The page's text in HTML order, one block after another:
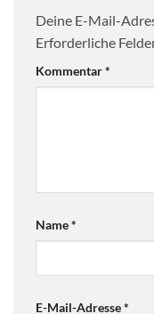
Deine E-Mail-
Erforderliche
Kommentar*
Name*
E-Mail-Adresse*